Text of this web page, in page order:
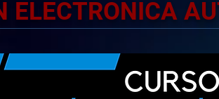
ELECTRONICA